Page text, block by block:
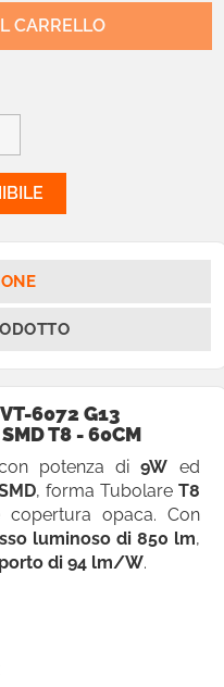
CARRELLO
6072 G13
T8 - 60CM
potenza di9W ed
, forma Tubolare T8
opaca. Con
luminoso di 850 lm,
di 94 lm/W.